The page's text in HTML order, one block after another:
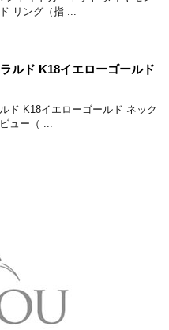
リング（指 ...
ルド K18イエローゴールド
ド K18イエローゴールド ネック
ュー（ ...